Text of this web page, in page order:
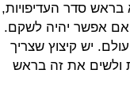
בראש סדר העדיפויות,
אם אפשר יהיה לשקם.
יש קיצוץ שצריך
ולשים את זה בראש